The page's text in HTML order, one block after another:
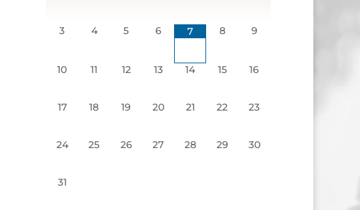
3 4 5 6 7 8 9
10 11 12 13 14 15 16
17 18 19 20 21 22 23
24 25 26 27 28 29 30
31